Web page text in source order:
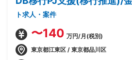
ト求人・案件
〜140 万円/月(税別)
東京都江東区 / 東京都品川区